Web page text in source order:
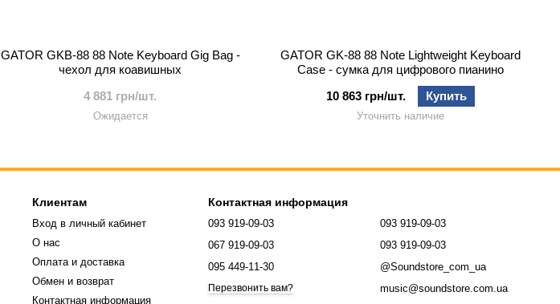
GATOR GKB-88 88 Note Keyboard Gig Bag -
чехол для коавишных
4 881 грн/шт.
Ожидается
GATOR GK-88 88 Note Lightweight Keyboard
Case - сумка для цифрового пианино
10 863 грн/шт.
Купить
Уточнить наличие
Клиентам
Вход в личный кабинет
О нас
Оплата и доставка
Обмен и возврат
Контактная информация
Контактная информация
093 919-09-03
067 919-09-03
095 449-11-30
Перезвонить вам?
093 919-09-03
093 919-09-03
@Soundstore_com_ua
music@soundstore.com.ua